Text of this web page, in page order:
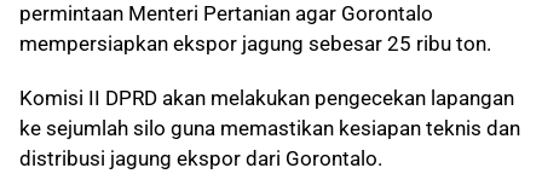
permintaan Menteri Pertanian agar Gorontalo
mempersiapkan ekspor jagung sebesar 25 ribu ton.
Komisi II DPRD akan melakukan pengecekan lapangan
ke sejumlah silo guna memastikan kesiapan teknis dan
distribusi jagung ekspor dari Gorontalo.